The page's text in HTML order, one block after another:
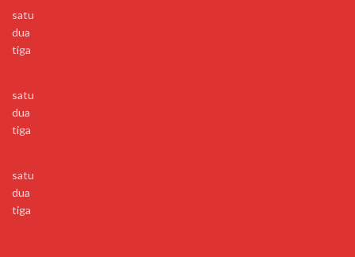
satu
dua
tiga
satu
dua
tiga
satu
dua
tiga